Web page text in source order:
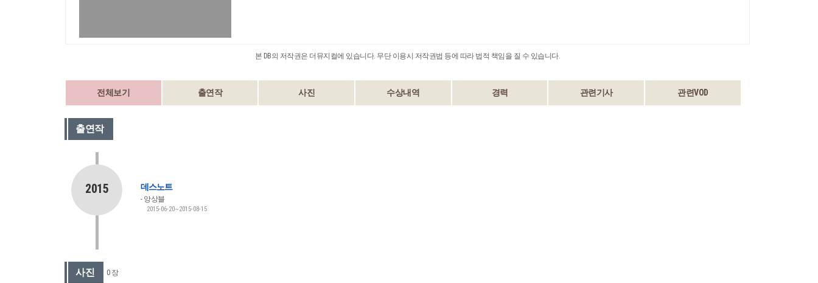
본 DB의 저작권은 더뮤지컬에 있습니다. 무단 이용시 저작권법 등에 따라 법적 책임을 질 수 있습니다.
전체보기 출연작 사진 수상내역 경력 관련기사 관련VOD
출연작
2015 데스노트
앙상블
2015-06-20~2015-08-15
사진 0 장